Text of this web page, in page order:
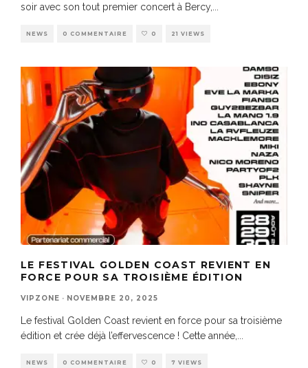
soir avec son tout premier concert à Bercy,
NEWS 0 COMMENTAIRE 0 21 VIEWS
LE FESTIVAL GOLDEN COAST REVIENT EN
FORCE POUR SA TROISIÈME ÉDITION
VIPZONE · NOVEMBRE 20, 2025
Le festival Golden Coast revient en force pour sa troisième
édition et crée déjà l’effervescence ! Cette année,
NEWS 0 COMMENTAIRE 0 7 VIEWS